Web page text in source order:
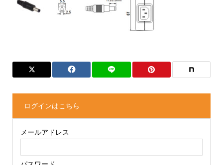
ログインはこちら
メールアドレス